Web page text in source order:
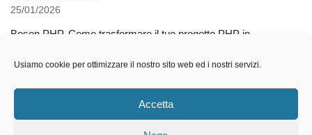
Usiamo cookie per ottimizzare il nostro sito web ed i nostri servizi.
Accetta
25/01/2026
Boson PHP. Come trasformare il tuo progetto PHP in
03/12/2025
Come l’AI libera dalla schiavitù della specializzazione